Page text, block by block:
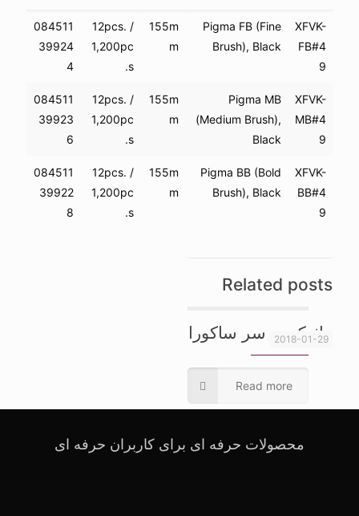
XFVK-
FB#4
9
Pigma FB (Fine
Brush), Black
155m
m
12pcs. /
1,200pc
s.
084511
39924
4
XFVK-
MB#4
9
Pigma MB
(Medium Brush),
Black
155m
m
12pcs. /
1,200pc
s.
084511
39923
6
XFVK-
BB#4
9
Pigma BB (Bold
Brush), Black
155m
m
12pcs. /
1,200pc
s.
084511
39922
8
Related posts
2018-01-29
ماژیک دو سر ساکورا
Read more
محصولات حرفه ای برای کاربران حرفه ای